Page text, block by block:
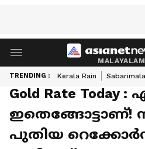
MALAYALAM
TRENDING : Kerala Rain
Gold Rate Today
ഇതെങ്ങോട്ടാണ്!
പുതിയ